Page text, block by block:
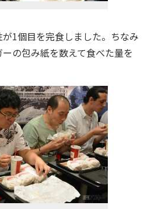
1個目を完食しました。ちなみ
の包み紙を数えて食べた量を